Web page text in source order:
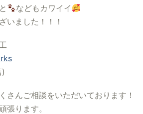
などもカワイイ
いました！！！
さんご相談をいただいております！
張ります。